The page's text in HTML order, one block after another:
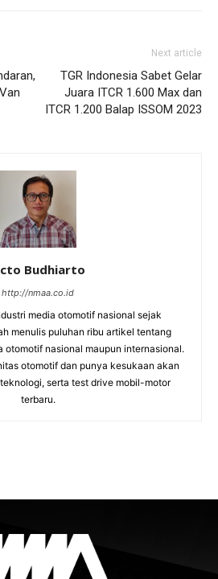
Next article
TGR Indonesia Sabet Gelar
Juara ITCR 1.600 Max dan
ITCR 1.200 Balap ISSOM 2023
Budhiarto
http://nmaa.co.id
media otomotif nasional sejak
menulis puluhan ribu artikel tentang
otomotif nasional maupun internasional.
otomotif dan punya kesukaan akan
serta test drive mobil-motor
terbaru.